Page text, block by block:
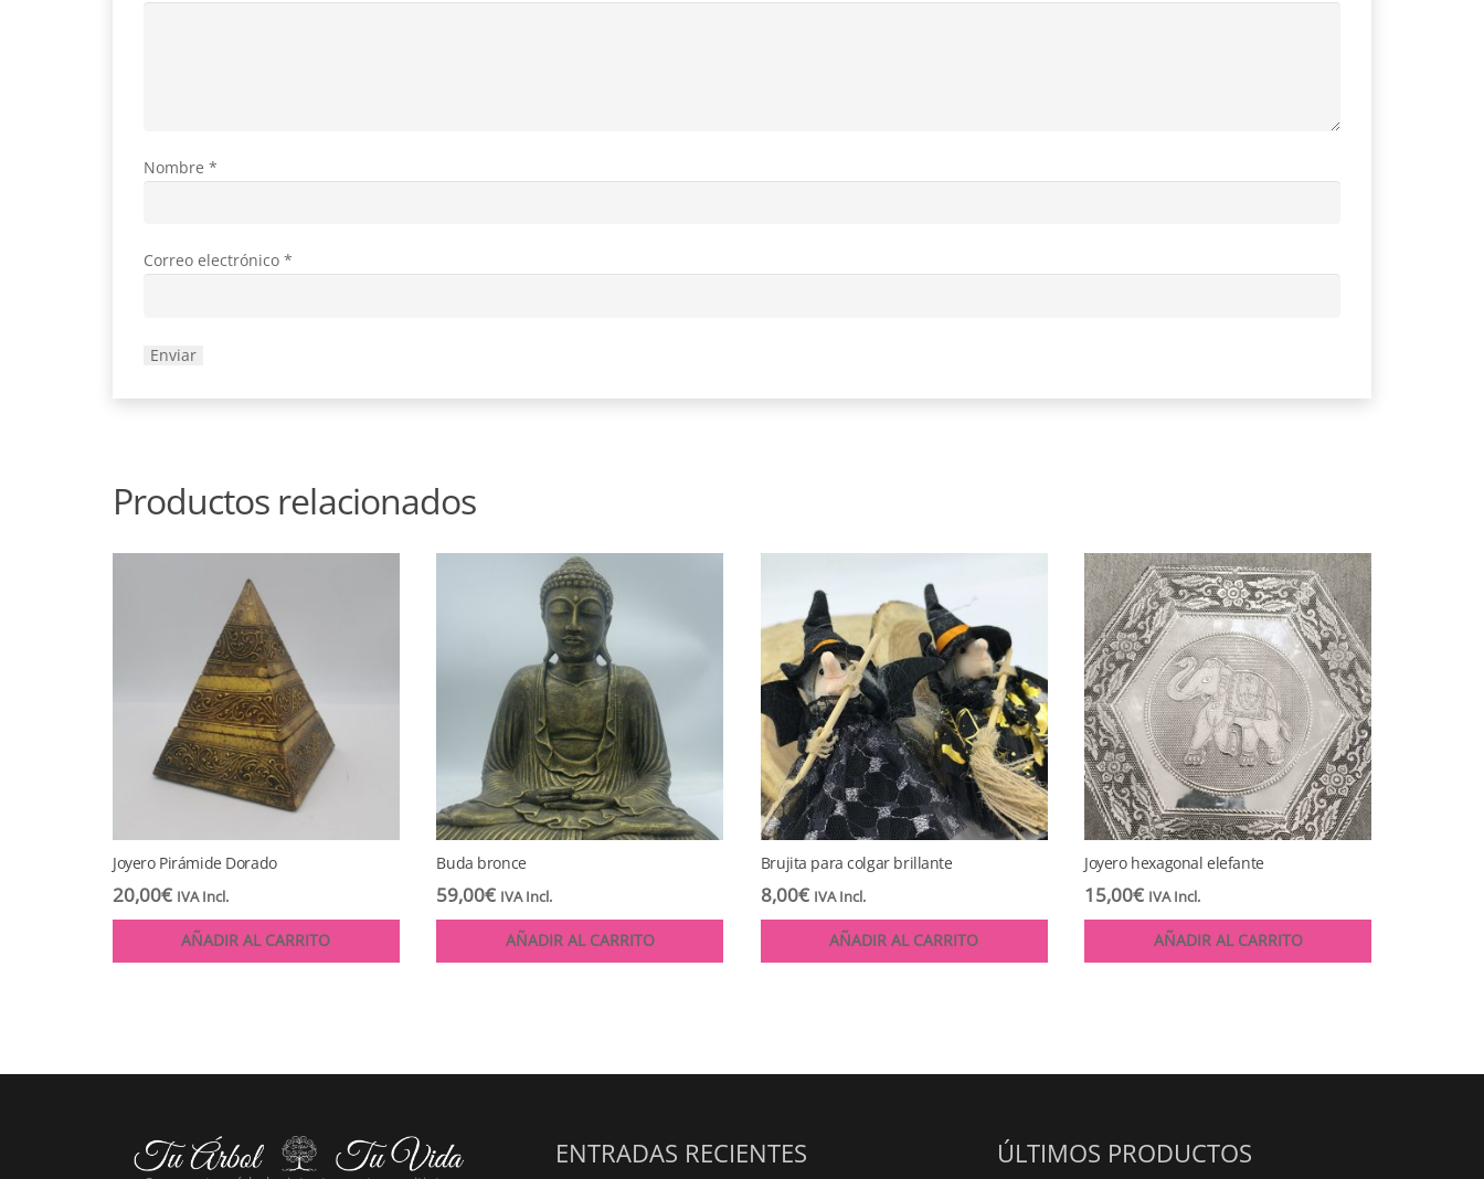
Nombre *
Correo electrónico *
Productos relacionados
Joyero Pirámide Dorado
20,00€ IVA Incl.
AÑADIR AL CARRITO
Buda bronce
59,00€ IVA Incl.
AÑADIR AL CARRITO
Brujita para colgar brillante
8,00€ IVA Incl.
AÑADIR AL CARRITO
Joyero hexagonal elefante
15,00€ IVA Incl.
AÑADIR AL CARRITO
ENTRADAS RECIENTES ÚLTIMOS PRODUCTOS